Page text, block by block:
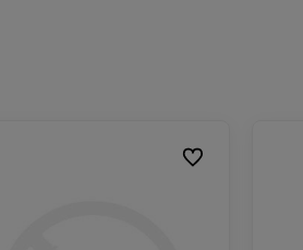
Do ulubionych
Do ulubionych